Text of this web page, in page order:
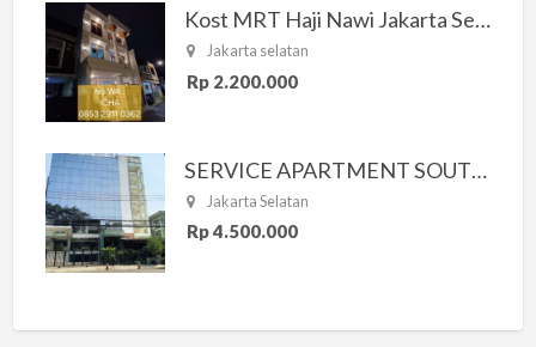
Kost MRT Haji Nawi Jakarta Selatan
Jakarta selatan
Rp 2.200.000
SERVICE APARTMENT SOUTH RESIDENCE
Jakarta Selatan
Rp 4.500.000